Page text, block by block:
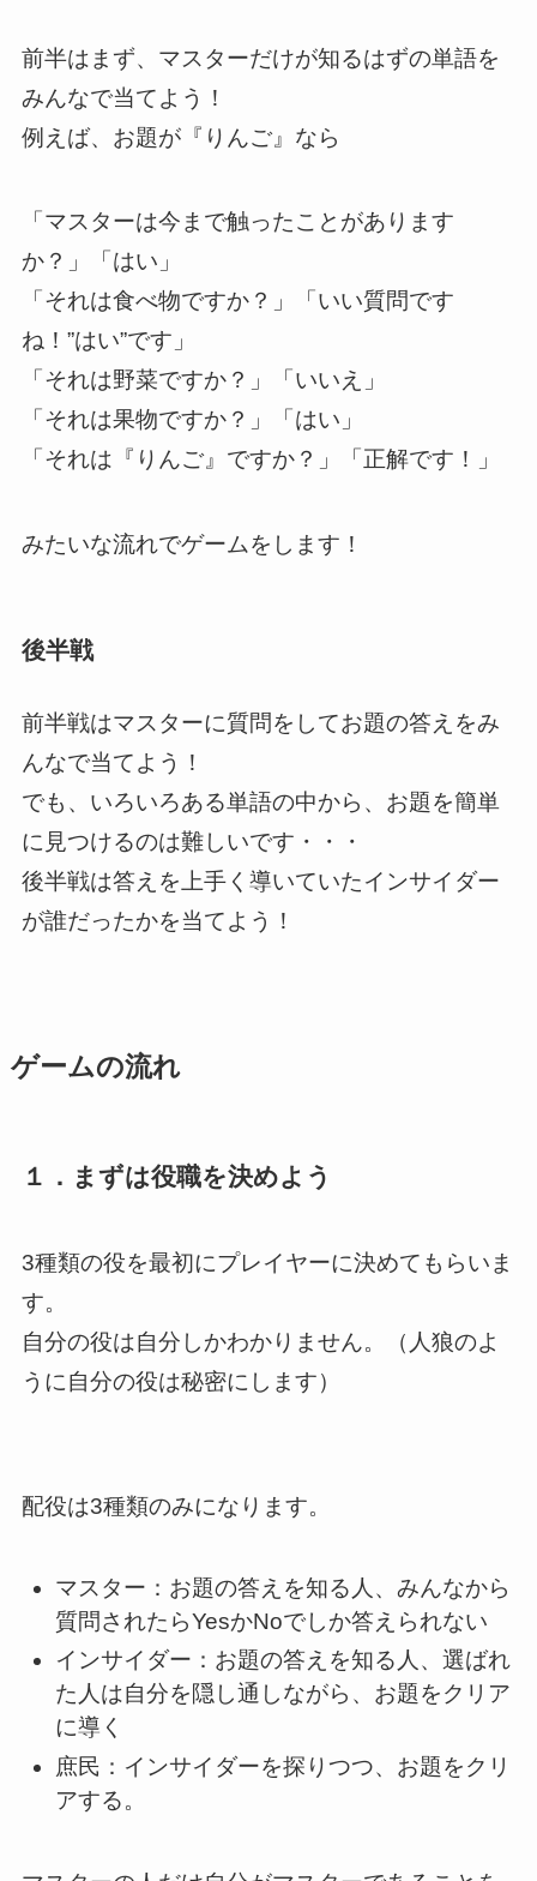
前半はまず、マスターだけが知るはずの単語を
みんなで当てよう！
例えば、お題が『りんご』なら
「マスターは今まで触ったことがあります
か？」「はい」
「それは食べ物ですか？」「いい質問です
ね！”はい”です」
「それは野菜ですか？」「いいえ」
「それは果物ですか？」「はい」
「それは『りんご』ですか？」「正解です！」
みたいな流れでゲームをします！
後半戦
前半戦はマスターに質問をしてお題の答えをみ
んなで当てよう！
でも、いろいろある単語の中から、お題を簡単
に見つけるのは難しいです・・・
後半戦は答えを上手く導いていたインサイダー
が誰だったかを当てよう！
ゲームの流れ
１．まずは役職を決めよう
3種類の役を最初にプレイヤーに決めてもらいま
す。
自分の役は自分しかわかりません。（人狼のよ
うに自分の役は秘密にします）
配役は3種類のみになります。
マスター：お題の答えを知る人、みんなから
質問されたらYesかNoでしか答えられない
インサイダー：お題の答えを知る人、選ばれ
た人は自分を隠し通しながら、お題をクリア
に導く
庶民：インサイダーを探りつつ、お題をクリ
アする。